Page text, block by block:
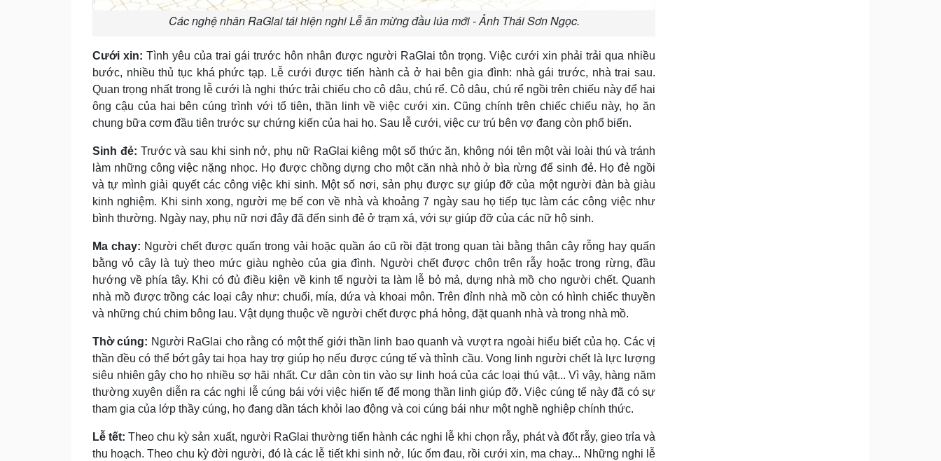
Các nghệ nhân RaGlai tái hiện nghi Lễ ăn mừng đầu lúa mới - Ảnh Thái Sơn Ngọc.
Cưới xin: Tình yêu của trai gái trước hôn nhân được người RaGlai tôn trọng. Việc cưới xin phải trải qua nhiều
bước, nhiều thủ tục khá phức tạp. Lễ cưới được tiến hành cả ở hai bên gia đình: nhà gái trước, nhà trai sau.
Quan trọng nhất trong lễ cưới là nghi thức trải chiếu cho cô dâu, chú rể. Cô dâu, chú rể ngồi trên chiếu này để hai
ông cậu của hai bên cúng trình với tổ tiên, thần linh về việc cưới xin. Cũng chính trên chiếc chiếu này, họ ăn
chung bữa cơm đầu tiên trước sự chứng kiến của hai họ. Sau lễ cưới, việc cư trú bên vợ đang còn phổ biến.
Sinh đẻ: Trước và sau khi sinh nở, phụ nữ RaGlai kiêng một số thức ăn, không nói tên một vài loài thú và tránh
làm những công việc nặng nhọc. Họ được chồng dựng cho một căn nhà nhỏ ở bìa rừng để sinh đẻ. Họ đẻ ngồi
và tự mình giải quyết các công việc khi sinh. Một số nơi, sản phụ được sự giúp đỡ của một người đàn bà giàu
kinh nghiệm. Khi sinh xong, người mẹ bế con về nhà và khoảng 7 ngày sau họ tiếp tục làm các công việc như
bình thường. Ngày nay, phụ nữ nơi đây đã đến sinh đẻ ở trạm xá, với sự giúp đỡ của các nữ hộ sinh.
Ma chay: Người chết được quấn trong vải hoặc quần áo cũ rồi đặt trong quan tài bằng thân cây rỗng hay quấn
bằng vỏ cây là tuỳ theo mức giàu nghèo của gia đình. Người chết được chôn trên rẫy hoặc trong rừng, đầu
hướng về phía tây. Khi có đủ điều kiện về kinh tế người ta làm lễ bỏ mả, dựng nhà mồ cho người chết. Quanh
nhà mồ được trồng các loại cây như: chuối, mía, dứa và khoai môn. Trên đỉnh nhà mồ còn có hình chiếc thuyền
và những chú chim bông lau. Vật dụng thuộc về người chết được phá hỏng, đặt quanh nhà và trong nhà mồ.
Thờ cúng: Người RaGlai cho rằng có một thế giới thần linh bao quanh và vượt ra ngoài hiểu biết của họ. Các vị
thần đều có thể bớt gây tai họa hay trợ giúp họ nếu được cúng tế và thỉnh cầu. Vong linh người chết là lực lượng
siêu nhiên gây cho họ nhiều sợ hãi nhất. Cư dân còn tin vào sự linh hoá của các loại thú vật... Vì vậy, hàng năm
thường xuyên diễn ra các nghi lễ cúng bái với việc hiến tế để mong thần linh giúp đỡ. Việc cúng tế này đã có sự
tham gia của lớp thầy cúng, họ đang dần tách khỏi lao động và coi cúng bái như một nghề nghiệp chính thức.
Lễ tết:Theo chu kỳ sản xuất, người RaGlai thường tiến hành các nghi lễ khi chọn rẫy, phát và đốt rẫy, gieo trỉa và
thu hoạch. Theo chu kỳ đời người, đó là các lễ tiết khi sinh nở, lúc ốm đau, rồi cưới xin, ma chay... Những nghi lễ